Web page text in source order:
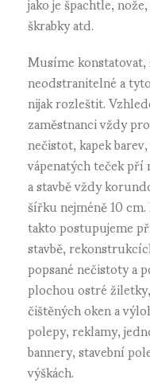
škrabky atd.
Musíme
neodstranitelné a
nijak rozleštit.
zaměstnanci vždy
nečistot, kapek
vápenatých teček
a stavbě vždy
šířku nejméně 10
takto postupujeme
stavbě,
popsané nečistoty a
plochou ostré
čištěných oken a
polepy, reklamy,
bannery, stavební
výškách.